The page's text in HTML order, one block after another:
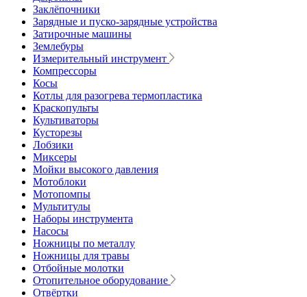
Заклёпочники
Зарядные и пуско-зарядные устройства
Затирочные машины
Землебуры
Измерительный инструмент
Компрессоры
Косы
Котлы для разогрева термопластика
Краскопульты
Культиваторы
Кусторезы
Лобзики
Миксеры
Мойки высокого давления
Мотоблоки
Мотопомпы
Мультитулы
Наборы инструмента
Насосы
Ножницы по металлу
Ножницы для травы
Отбойные молотки
Отопительное оборудование
Отвёртки